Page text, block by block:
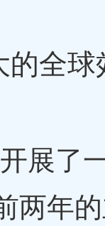
的全
展了
两年